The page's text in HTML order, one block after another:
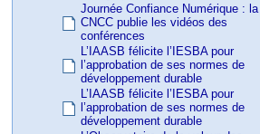
Journée Confiance Numérique : la
CNCC publie les vidéos des
conférences
L’IAASB félicite l’IESBA pour
l’approbation de ses normes de
développement durable
L’IAASB félicite l’IESBA pour
l’approbation de ses normes de
développement durable